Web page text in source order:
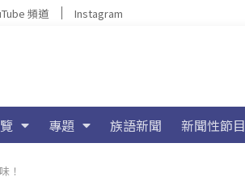
頻道 Instagram
專題 族語新聞 新聞性節目
！